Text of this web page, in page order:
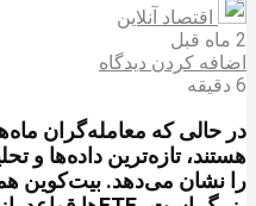
اقتصاد آنلاین
2 ماه قبل
اضافه کردن دیدگاه
6 دقیقه
در حالی که معامله‌گران
هستند، تازه‌ترین داده‌ها و
را نشان می‌دهد. بیت‌کوین